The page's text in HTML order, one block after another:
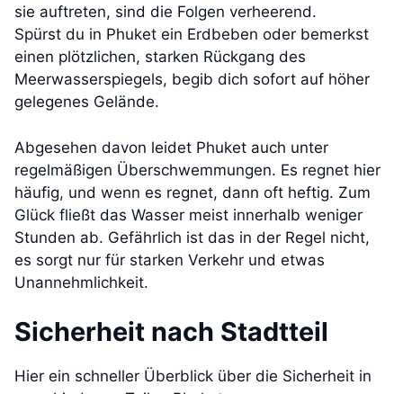
sie auftreten, sind die Folgen verheerend.
Spürst du in Phuket ein Erdbeben oder bemerkst
einen plötzlichen, starken Rückgang des
Meerwasserspiegels, begib dich sofort auf höher
gelegenes Gelände.
Abgesehen davon leidet Phuket auch unter
regelmäßigen Überschwemmungen. Es regnet hier
häufig, und wenn es regnet, dann oft heftig. Zum
Glück fließt das Wasser meist innerhalb weniger
Stunden ab. Gefährlich ist das in der Regel nicht,
es sorgt nur für starken Verkehr und etwas
Unannehmlichkeit.
Sicherheit nach Stadtteil
Hier ein schneller Überblick über die Sicherheit in